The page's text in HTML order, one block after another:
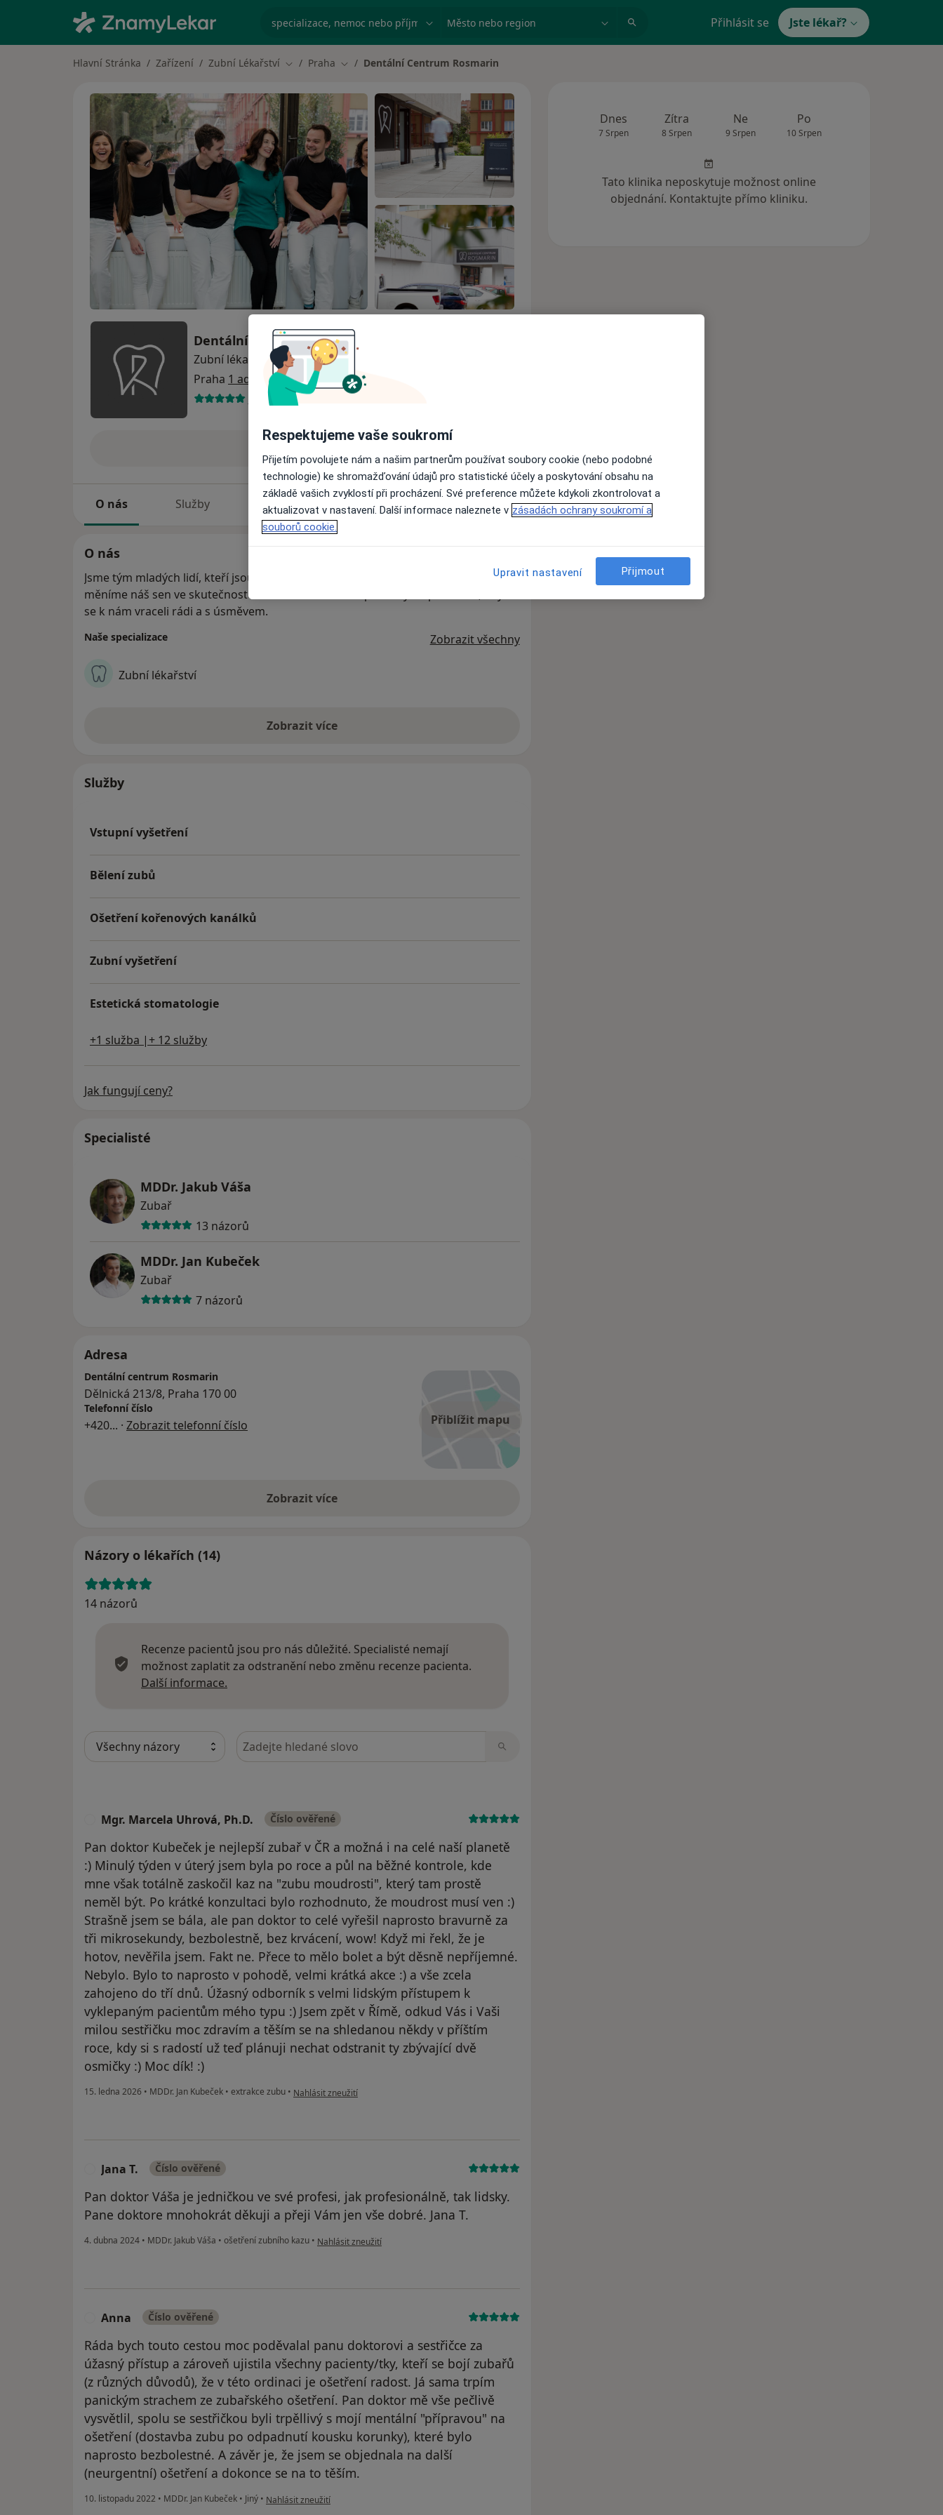
specializace, nemoc nebo příjmení Město nebo region Přihlásit se Jste lékař?
Hlavní Stránka Zařízení Zubní Lékařství Změna města
Praha Změna města
Dentální Centrum Rosmarin
Dentální centrum Rosmarin
Zubní lékařství
Více
Praha 1 adresa
14 názorů
O nás Služby Specialisté Adresy Názory
O nás
Jsme tým mladých lidí, kteří jsou nadšeni do své práce a realizací zubního centra
měníme náš sen ve skutečnost – starat se o Váš chrup takovým způsobem, abyste
se k nám vraceli rádi a s úsměvem.
Naše specializace Zobrazit všechny
Zubní lékařství
Zobrazit více
Služby
Vstupní vyšetření
Bělení zubů
Ošetření kořenových kanálků
Zubní vyšetření
Estetická stomatologie
+1 služba |+ 12 služby
Jak fungují ceny?
Specialisté
MDDr. Jakub Váša
Zubař
13 názorů
MDDr. Jan Kubeček
Zubař
7 názorů
Adresa
Přiblížit mapu
Dentální centrum Rosmarin
Dělnická 213/8, Praha 170 00
Telefonní číslo
+420... · Zobrazit telefonní číslo
Zobrazit více
Názory o lékařích (14)
14 názorů
Recenze pacientů jsou pro nás důležité. Specialisté nemají
možnost zaplatit za odstranění nebo změnu recenze pacienta.
Další informace.
Hledejte v názorech
Mgr. Marcela Uhrová, Ph.D. Číslo ověřené
Pan doktor Kubeček je nejlepší zubař v ČR a možná i na celé naší planetě
:) Minulý týden v úterý jsem byla po roce a půl na běžné kontrole, kde
mne však totálně zaskočil kaz na "zubu moudrosti", který tam prostě
neměl být. Po krátké konzultaci bylo rozhodnuto, že moudrost musí ven :)
Strašně jsem se bála, ale pan doktor to celé vyřešil naprosto bravurně za
tři mikrosekundy, bezbolestně, bez krvácení, wow! Když mi řekl, že je
hotov, nevěřila jsem. Fakt ne. Přece to mělo bolet a být děsně nepříjemné.
Nebylo. Bylo to naprosto v pohodě, velmi krátká akce :) a vše zcela
zahojeno do tří dnů. Úžasný odborník s velmi lidským přístupem k
vyklepaným pacientům mého typu :) Jsem zpět v Římě, odkud Vás i Vaši
milou sestřičku moc zdravím a těším se na shledanou někdy v příštím
roce, kdy si s radostí už teď plánuji nechat odstranit ty zbývající dvě
osmičky :) Moc dík! :)
15. ledna 2026 • MDDr. Jan Kubeček • extrakce zubu • podle názoru uživatele Mgr. Marcela Uhrová, Ph.D.
Nahlásit zneužití
Jana T. Číslo ověřené
Pan doktor Váša je jedničkou ve své profesi, jak profesionálně, tak lidsky.
Pane doktore mnohokrát děkuji a přeji Vám jen vše dobré. Jana T.
4. dubna 2024 • MDDr. Jakub Váša • ošetření zubního kazu • podle názoru uživatele Jana T.
Nahlásit zneužití
Anna Číslo ověřené
Ráda bych touto cestou moc poděvalal panu doktorovi a sestřičce za
úžasný přístup a zároveň ujistila všechny pacienty/tky, kteří se bojí zubařů
(z různých důvodů), že v této ordinaci je ošetření radost. Já sama trpím
panickým strachem ze zubařského ošetření. Pan doktor mě vše pečlivě
vysvětlil, spolu se sestřičkou byli trpěllivý s mojí mentální "přípravou" na
ošetření (dostavba zubu po odpadnutí kousku korunky), které bylo
naprosto bezbolestné. A závěr je, že jsem se objednala na další
(neurgentní) ošetření a dokonce se na to těším.
10. listopadu 2022 • MDDr. Jan Kubeček • Jiný • podle názoru uživatele Anna
Nahlásit zneužití
Dnes
7 Srpen
Zítra
8 Srpen
Ne
9 Srpen
Po
10 Srpen
Tato klinika neposkytuje možnost online
objednání. Kontaktujte přímo kliniku.
Respektujeme vaše soukromí
Přijetím povolujete nám a našim partnerům používat soubory cookie (nebo podobné
technologie) ke shromažďování údajů pro statistické účely a poskytování obsahu na
základě vašich zvyklostí při procházení. Své preference můžete kdykoli zkontrolovat a
aktualizovat v nastavení. Další informace naleznete v zásadách ochrany soukromí a
souborů cookie.
Upravit nastavení Přijmout